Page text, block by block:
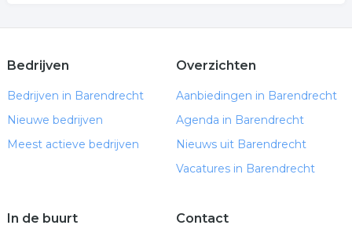
Bedrijven
Bedrijven in Barendrecht
Nieuwe bedrijven
Meest actieve bedrijven
Overzichten
Aanbiedingen in Barendrecht
Agenda in Barendrecht
Nieuws uit Barendrecht
Vacatures in Barendrecht
In de buurt Contact